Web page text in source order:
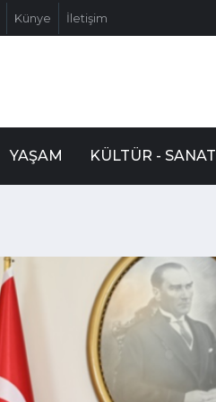
Künye İletişim
YAŞAM KÜLTÜR - SANAT